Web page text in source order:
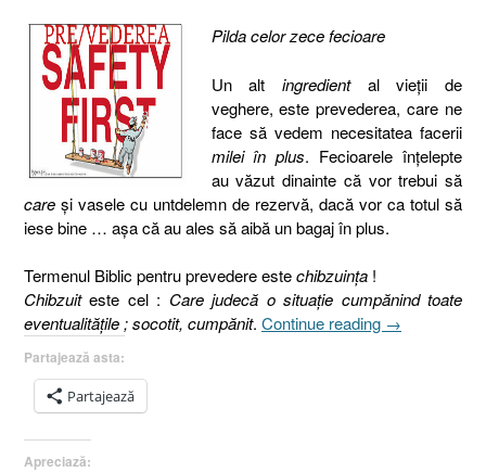
Pilda celor zece fecioare
Un alt ingrediental vieţii de
veghere, este prevederea, care ne
face să vedem necesitatea facerii
milei în plus. Fecioarele înţelepte
au văzut dinainte că vor trebui să
care şi vasele cu untdelemn de rezervă, dacă vor ca totul să
iese bine … aşa că au ales să aibă un bagaj în plus.
Termenul Biblic pentru prevedere estechibzuinţa !
Chibzuiteste cel : Care judecă o situaţie cumpănind toate
eventualităţile ; socotit, cumpănit. Continue reading „Pilda
→
Partajează asta:
Partajează
Apreciază: